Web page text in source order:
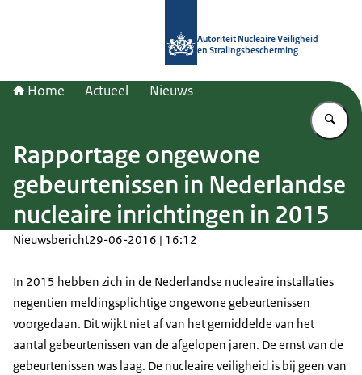
Autoriteit Nucleaire Veiligheid
en Stralingsbescherming
Home Actueel Nieuws
Rapportage ongewone
gebeurtenissen in Nederlandse
nucleaire inrichtingen in 2015
Nieuwsbericht29-06-2016 | 16:12
In 2015 hebben zich in de Nederlandse nucleaire installaties
negentien meldingsplichtige ongewone gebeurtenissen
voorgedaan. Dit wijkt niet af van het gemiddelde van het
aantal gebeurtenissen van de afgelopen jaren. De ernst van de
gebeurtenissen was laag. De nucleaire veiligheid is bij geen van